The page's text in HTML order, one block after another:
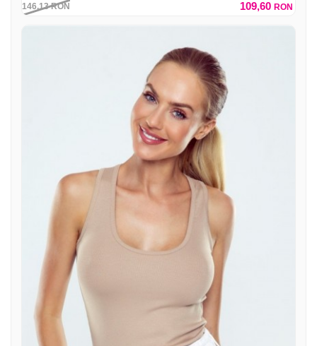
146,13RON 109,60 RON